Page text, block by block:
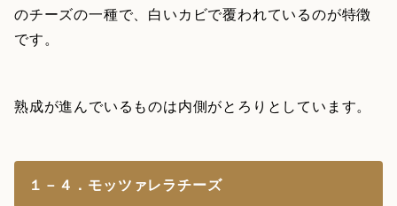
のチーズの一種で、白いカビで覆われているのが特徴
です。
熟成が進んでいるものは内側がとろりとしています。
１－４．モッツァレラチーズ